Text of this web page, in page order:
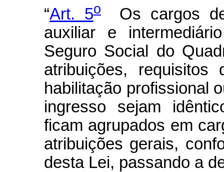
“Art. 5oOs cargos de
auxiliar e
Seguro Social do
atribuições, requisitos
habilitação profissional
ingresso sejam
ficam agrupados em
atribuições gerais,
desta Lei, passando a